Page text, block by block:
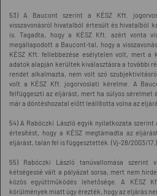
53) A Baucont szerint a KÉSZ Kft.
visszavonásról hivatalból értesült és hivatalból
is. Tagadta, hogy a KÉSZ Kft. azért vonta
megállapodott a Baucont-tal, hogy a
KÉSZ Kft. fellebbezése esélytelen volt, mert
adatok alapján kerültek kiválasztásra a további
rendet alkalmazta, nem volt szó
volt a KÉSZ Kft. jogorvoslati kérelme. A
felfüggeszti az eljárást, mert ha súlyos sérelmet
már a döntéshozatal előtt leállította volna az
54) A Rabóczki László egyik nyilatkozata
értesítést, hogy a KÉSZ megtámadta az
eljárást, talán fel is függesztették. (Vj-28/2003/17.)
55) Rabóczki László tanúvallomása szerint
kétségessé vált a pályázat sorsa, mert nem
közös együttműködés lehetősége. A KÉSZ
körülmények miatt úgy érezték, hogy az eljárás